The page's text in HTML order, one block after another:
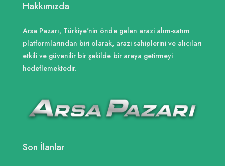
Hakkımızda
Arsa Pazarı, Türkiye'nin önde gelen arazi alım-satım
platformlarından biri olarak, arazi sahiplerini ve alıcıları
etkili ve güvenilir bir şekilde bir araya getirmeyi
hedeflemektedir.
Son İlanlar